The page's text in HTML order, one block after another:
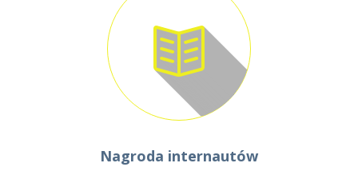
Nagroda internautów